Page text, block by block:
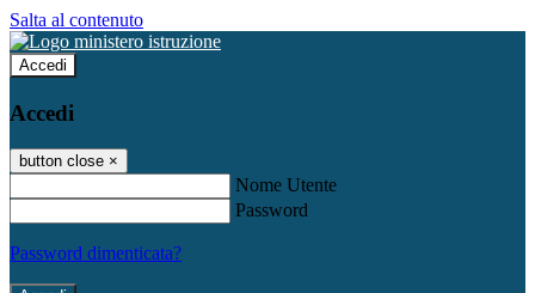
Salta al contenuto
Accedi
Accedi
button close ×
Nome Utente
Password
Password dimenticata?